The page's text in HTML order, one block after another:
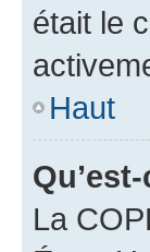
était le
Haut
La